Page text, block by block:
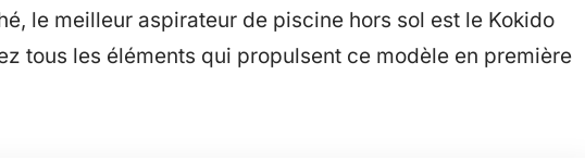
le meilleur aspirateur de piscine hors sol est le Kokido
tous les éléments qui propulsent ce modèle en première